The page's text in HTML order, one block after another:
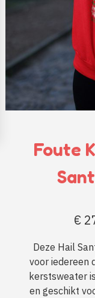
Foute
€
€
is:
€
Deze Hail
voor iedereen
kerstsweater
en geschikt